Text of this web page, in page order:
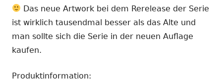
Das neue Artwork bei dem Rerelease der Serie
ist wirklich tausendmal besser als das Alte und
man sollte sich die Serie in der neuen Auflage
kaufen.
Produktinformation: